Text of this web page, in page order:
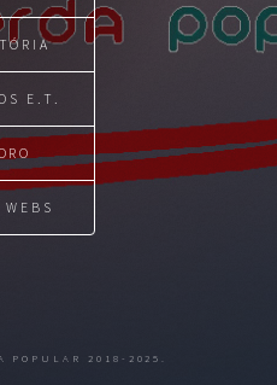
E.T.
WEBS
POPULAR 2018-2025.